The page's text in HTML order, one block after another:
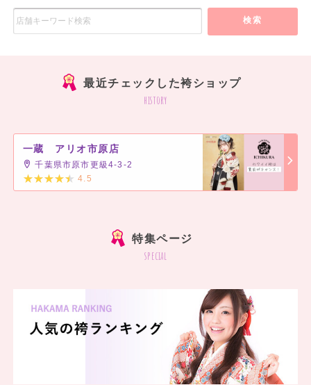
検索
最近チェックした袴ショップ
history
一蔵 アリオ市原店
千葉県市原市更級4-3-2
4.5
特集ページ
special